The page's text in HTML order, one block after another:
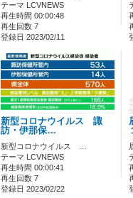
テーマ LCVNEWS
再生時間 00:00:48
再生回数 7
登録日 2023/02/11
新型コロナウイルス 諏
訪・伊那保…
新型コロナウイルス …
テーマ LCVNEWS
再生時間 00:00:41
再生回数 7
登録日 2023/02/22